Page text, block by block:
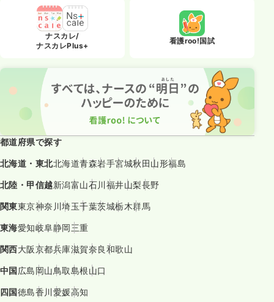
ナスカレ/
ナスカレPlus+
看護roo!国試
都道府県で探す
北海道・東北北海道青森岩手宮城秋田山形福島
北陸・甲信越新潟富山石川福井山梨長野
関東東京神奈川埼玉千葉茨城栃木群馬
東海愛知岐阜静岡三重
関西大阪京都兵庫滋賀奈良和歌山
中国広島岡山鳥取島根山口
四国徳島香川愛媛高知